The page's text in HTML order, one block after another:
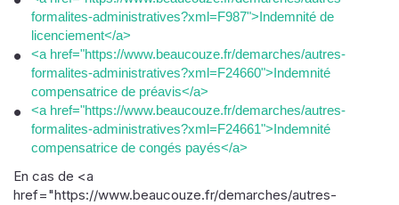
formalites-administratives?xml=F987">Indemnité de
licenciement</a>
<a href="https://www.beaucouze.fr/demarches/autres-
formalites-administratives?xml=F24660">Indemnité
compensatrice de préavis</a>
<a href="https://www.beaucouze.fr/demarches/autres-
formalites-administratives?xml=F24661">Indemnité
compensatrice de congés payés</a>
En cas de <a
href="https://www.beaucouze.fr/demarches/autres-